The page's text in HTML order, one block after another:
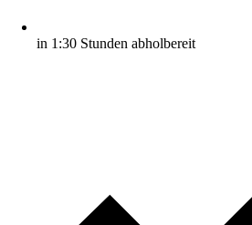
in 1:30 Stunden abholbereit